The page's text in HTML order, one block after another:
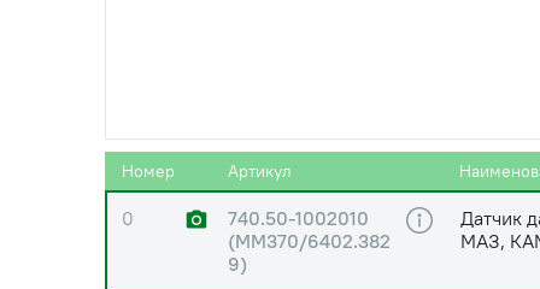
Номер Артикул
0
740.50-1002010
(ММ370/6402.382
9)
Датчик
МАЗ,